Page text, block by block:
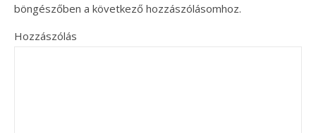
böngészőben a következő hozzászólásomhoz.
Hozzászólás